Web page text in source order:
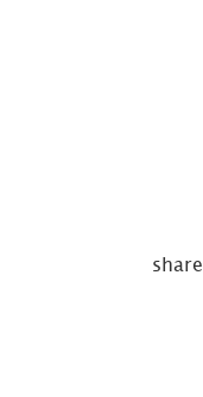
share